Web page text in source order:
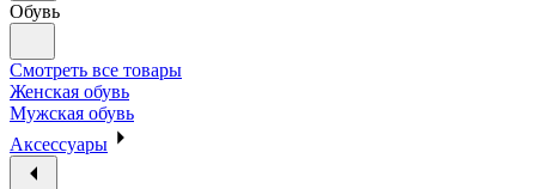
Обувь
Смотреть все товары
Женская обувь
Мужская обувь
Аксессуары